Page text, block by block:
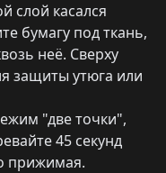
слой касался
бумагу под ткань,
неё. Сверху
защиты утюга или
"две точки",
45 секунд
прижимая.